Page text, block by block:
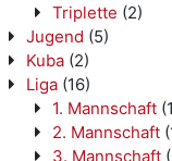
Triplette (2)
Jugend (5)
Kuba (2)
Liga (16)
1. Mannschaft
2. Mannschaft
3. Mannschaft